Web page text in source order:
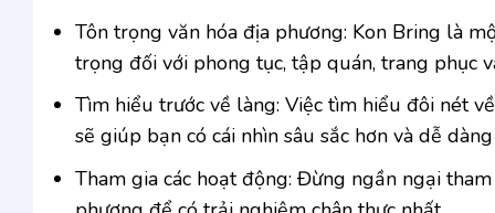
Tôn trọng văn hóa địa phương: Kon Bring là
trọng đối với phong tục, tập quán, trang phục
Tìm hiểu trước về làng: Việc tìm hiểu đôi nét
sẽ giúp bạn có cái nhìn sâu sắc hơn và dễ
Tham gia các hoạt động: Đừng ngần ngại